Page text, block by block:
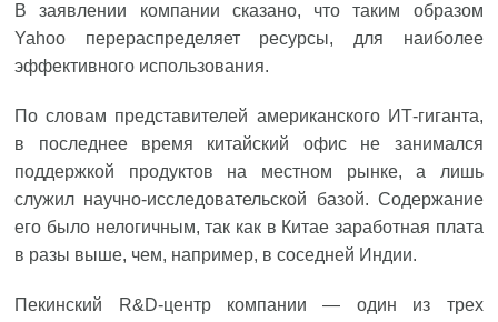
В заявлении компании сказано, что таким образом
Yahoo перераспределяет ресурсы, для наиболее
эффективного использования.
По словам представителей американского ИТ-гиганта,
в последнее время китайский офис не занимался
поддержкой продуктов на местном рынке, а лишь
служил научно-исследовательской базой. Содержание
его было нелогичным, так как в Китае заработная плата
в разы выше, чем, например, в соседней Индии.
Пекинский R&D-центр компании — один из трех